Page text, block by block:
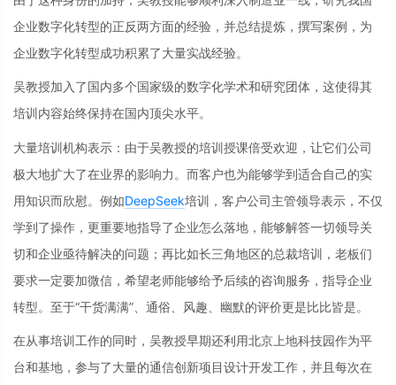
企业数字化转型的正反两方面的经验，并总结提炼，撰写案例，为
企业数字化转型成功积累了大量实战经验。
吴教授加入了国内多个国家级的数字化学术和研究团体，这使得其
培训内容始终保持在国内顶尖水平。
大量培训机构表示：由于吴教授的培训授课倍受欢迎，让它们公司
极大地扩大了在业界的影响力。而客户也为能够学到适合自己的实
用知识而欣慰。例如DeepSeek培训，客户公司主管领导表示，不仅
学到了操作，更重要地指导了企业怎么落地，能够解答一切领导关
切和企业亟待解决的问题；再比如长三角地区的总裁培训，老板们
要求一定要加微信，希望老师能够给予后续的咨询服务，指导企业
转型。至于“干货满满”、通俗、风趣、幽默的评价更是比比皆是。
在从事培训工作的同时，吴教授早期还利用北京上地科技园作为平
台和基地，参与了大量的通信创新项目设计开发工作，并且每次在